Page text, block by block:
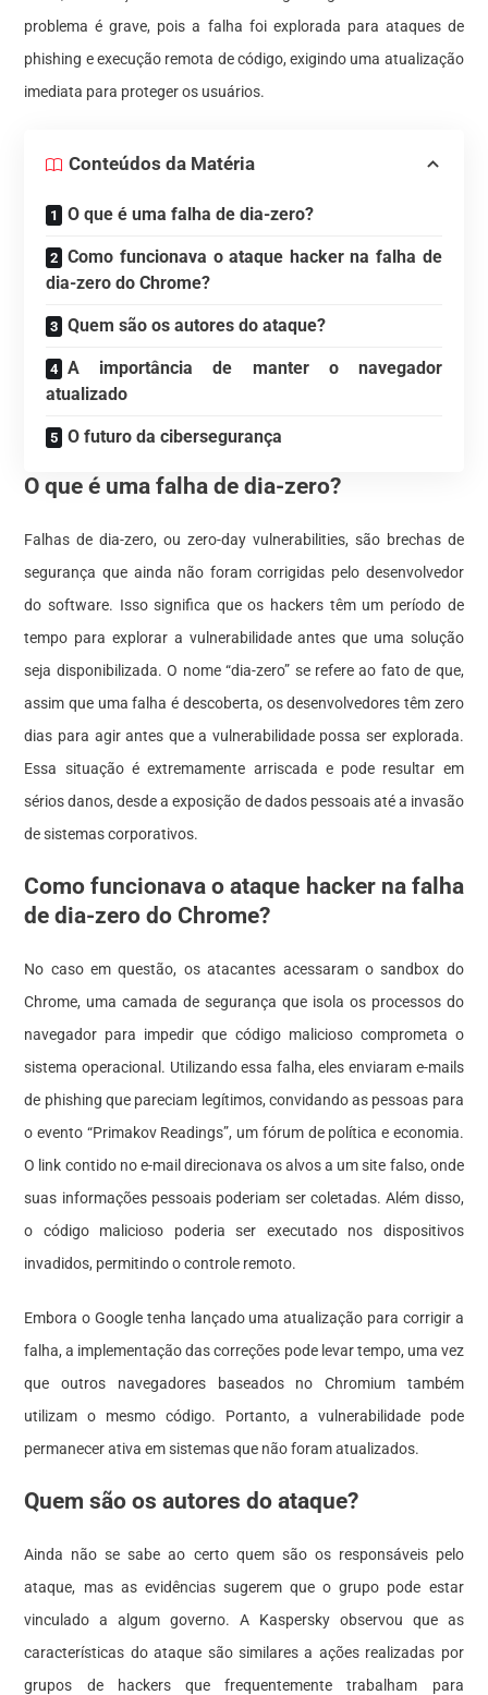
problema é grave, pois a falha foi explorada para ataques de
phishing e execução remota de código, exigindo uma atualização
imediata para proteger os usuários.
Conteúdos da Matéria
O que é uma falha de dia-zero?
Como funcionava o ataque hacker na falha de
dia-zero do Chrome?
Quem são os autores do ataque?
A importância de manter o navegador
atualizado
O futuro da cibersegurança
O que é uma falha de dia-zero?
Falhas de dia-zero, ou zero-day vulnerabilities, são brechas de
segurança que ainda não foram corrigidas pelo desenvolvedor
do software. Isso significa que os hackers têm um período de
tempo para explorar a vulnerabilidade antes que uma solução
seja disponibilizada. O nome “dia-zero” se refere ao fato de que,
assim que uma falha é descoberta, os desenvolvedores têm zero
dias para agir antes que a vulnerabilidade possa ser explorada.
Essa situação é extremamente arriscada e pode resultar em
sérios danos, desde a exposição de dados pessoais até a invasão
de sistemas corporativos.
Como funcionava o ataque hacker na falha
de dia-zero do Chrome?
No caso em questão, os atacantes acessaram o sandbox do
Chrome, uma camada de segurança que isola os processos do
navegador para impedir que código malicioso comprometa o
sistema operacional. Utilizando essa falha, eles enviaram e-mails
de phishing que pareciam legítimos, convidando as pessoas para
o evento “Primakov Readings”, um fórum de política e economia.
O link contido no e-mail direcionava os alvos a um site falso, onde
suas informações pessoais poderiam ser coletadas. Além disso,
o código malicioso poderia ser executado nos dispositivos
invadidos, permitindo o controle remoto.
Embora o Google tenha lançado uma atualização para corrigir a
falha, a implementação das correções pode levar tempo, uma vez
que outros navegadores baseados no Chromium também
utilizam o mesmo código. Portanto, a vulnerabilidade pode
permanecer ativa em sistemas que não foram atualizados.
Quem são os autores do ataque?
Ainda não se sabe ao certo quem são os responsáveis pelo
ataque, mas as evidências sugerem que o grupo pode estar
vinculado a algum governo. A Kaspersky observou que as
características do ataque são similares a ações realizadas por
grupos de hackers que frequentemente trabalham para